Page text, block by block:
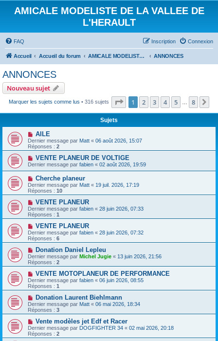
AMICALE MODELISTE DE LA VALLEE DE
L'HERAULT
FAQ Connexion
Inscription
Accueil Accueil du forum AMICALE MODELISTE DE LA VALLEE DE L'HERAULT ANNONCES
ANNONCES
Nouveau sujet
Marquer les sujets comme lus • 316 sujets Page 1sur8
1 2 3 4 5 8
Sujets
AILE
Dernier message par Matt « 06 août 2026, 15:07
Réponses : 2
VENTE PLANEUR DE VOLTIGE
Dernier message par fabien « 02 août 2026, 19:59
Cherche planeur
Dernier message par Matt « 19 juil. 2026, 17:19
Réponses : 10
VENTE PLANEUR
Dernier message par fabien « 28 juin 2026, 07:33
Réponses : 1
VENTE PLANEUR
Dernier message par fabien « 28 juin 2026, 07:32
Réponses : 6
Donation Daniel Lepleu
Dernier message par Michel Jugie « 13 juin 2026, 21:56
Réponses : 2
VENTE MOTOPLANEUR DE PERFORMANCE
Dernier message par fabien « 06 juin 2026, 08:55
Réponses : 1
Donation Laurent Biehlmann
Dernier message par Matt « 06 mai 2026, 18:34
Réponses : 3
Vente modèles jet Edf et Racer
Dernier message par DOGFIGHTER 34 « 02 mai 2026, 20:18
Réponses : 2